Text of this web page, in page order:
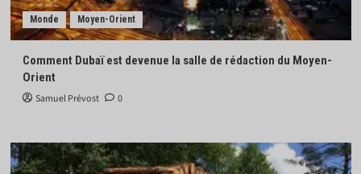
Monde Moyen-Orient
Comment Dubaï est devenue la salle de rédaction du Moyen-
Orient
Samuel Prévost 0